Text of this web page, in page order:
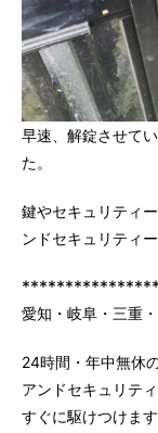
早速、解錠させて
た。
鍵やセキュリティ
ンドセキュリティ
愛知・岐阜・三重
24時間・年中無休
アンドセキュリテ
すぐに駆けつけます